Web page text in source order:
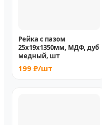
Рейка с пазом
25х19х1350мм, МДФ, дуб
медный, шт
199 ₽/шт